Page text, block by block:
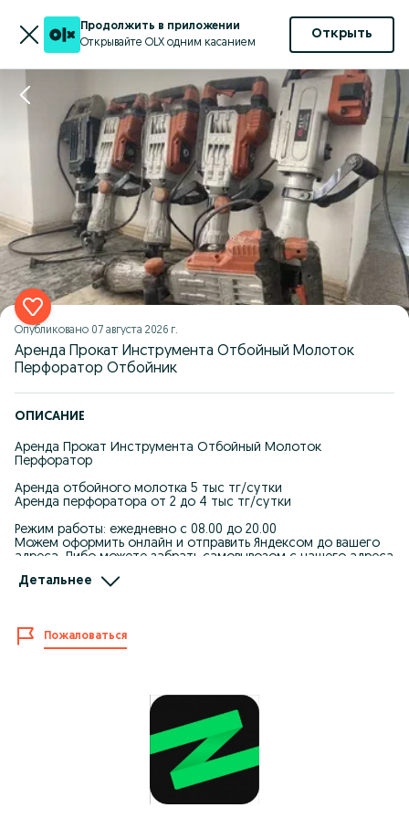
Продолжить в приложении
Открывайте OLX одним касанием
Открыть
Опубликовано 07 августа 2026 г.
Аренда Прокат Инструмента Отбойный Молоток
Перфоратор Отбойник
ОПИСАНИЕ
Аренда Прокат Инструмента Отбойный Молоток
Перфоратор
Аренда отбойного молотка 5 тыс тг/сутки
Аренда перфоратора от 2 до 4 тыс тг/сутки
Режим работы: ежедневно с 08.00 до 20.00
Можем оформить онлайн и отправить Яндексом до вашего
адреса, Либо можете забрать самовывозом с нашего адреса
Адрес: Рыскулова 103/6 (Угол Софья)
===
- Вибротрамбовка (Кенгуру)
- Тепловая пушка всех видов (220,380, Дизельная)
- Генератор (Станция)
Детальнее
Пожаловаться